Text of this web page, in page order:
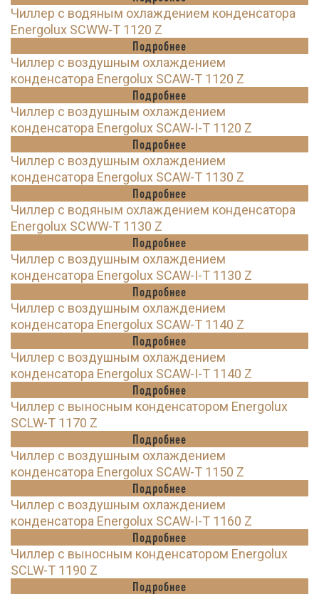
Чиллер с водяным охлаждением конденсатора
Energolux SCWW-T 1120 Z
Подробнее
Чиллер с воздушным охлаждением
конденсатора Energolux SCAW-T 1120 Z
Подробнее
Чиллер с воздушным охлаждением
конденсатора Energolux SCAW-I-T 1120 Z
Подробнее
Чиллер с воздушным охлаждением
конденсатора Energolux SCAW-T 1130 Z
Подробнее
Чиллер с водяным охлаждением конденсатора
Energolux SCWW-T 1130 Z
Подробнее
Чиллер с воздушным охлаждением
конденсатора Energolux SCAW-I-T 1130 Z
Подробнее
Чиллер с воздушным охлаждением
конденсатора Energolux SCAW-T 1140 Z
Подробнее
Чиллер с воздушным охлаждением
конденсатора Energolux SCAW-I-T 1140 Z
Подробнее
Чиллер с выносным конденсатором Energolux
SCLW-T 1170 Z
Подробнее
Чиллер с воздушным охлаждением
конденсатора Energolux SCAW-T 1150 Z
Подробнее
Чиллер с воздушным охлаждением
конденсатора Energolux SCAW-I-T 1160 Z
Подробнее
Чиллер с выносным конденсатором Energolux
SCLW-T 1190 Z
Подробнее